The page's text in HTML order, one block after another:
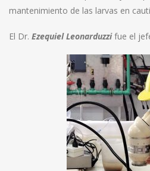
mantenimiento de las larvas en
El Dr. Ezequiel Leonarduzzifue el